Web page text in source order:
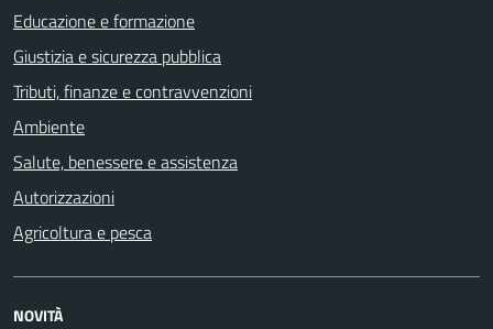
Educazione e formazione
Giustizia e sicurezza pubblica
Tributi, finanze e contravvenzioni
Ambiente
Salute, benessere e assistenza
Autorizzazioni
Agricoltura e pesca
NOVITÀ